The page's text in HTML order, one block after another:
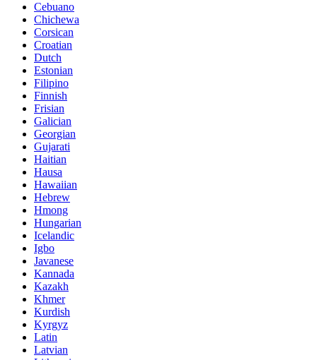
Cebuano
Chichewa
Corsican
Croatian
Dutch
Estonian
Filipino
Finnish
Frisian
Galician
Georgian
Gujarati
Haitian
Hausa
Hawaiian
Hebrew
Hmong
Hungarian
Icelandic
Igbo
Javanese
Kannada
Kazakh
Khmer
Kurdish
Kyrgyz
Latin
Latvian